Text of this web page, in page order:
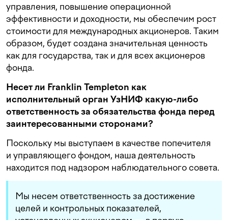
управления, повышение операционной
эффективности и доходности, мы обеспечим рост
стоимости для международных акционеров. Таким
образом, будет создана значительная ценность
как для государства, так и для всех акционеров
фонда.
Несет ли Franklin Templeton как
исполнительный орган УзНИФ какую-либо
ответственность за обязательства фонда перед
заинтересованными сторонами?
Поскольку мы выступаем в качестве попечителя
и управляющего фондом, наша деятельность
находится под надзором наблюдательного совета.
Мы несем ответственность за достижение
целей и контрольных показателей,